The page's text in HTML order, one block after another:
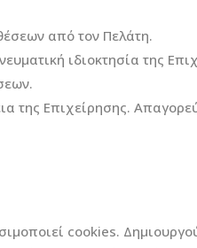
από τον Πελάτη.
ιδιοκτησία της
της Επιχείρησης.
cookies.